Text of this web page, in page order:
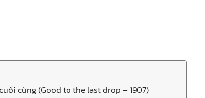
cùng (Good to the last drop – 1907)